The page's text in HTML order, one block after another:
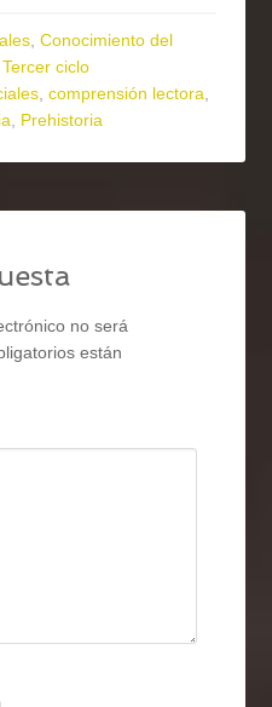
,Conocimiento del
,Tercer ciclo
,comprensión lectora
Prehistoria
no será
están